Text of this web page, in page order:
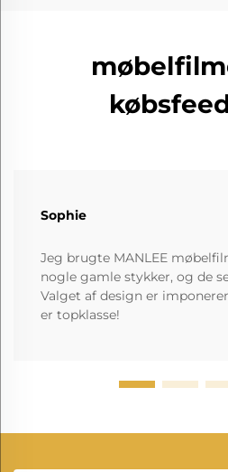
Sophie
Jeg brugte MANLEE
nogle gamle stykker, og de
Valget af design er
er topklasse!